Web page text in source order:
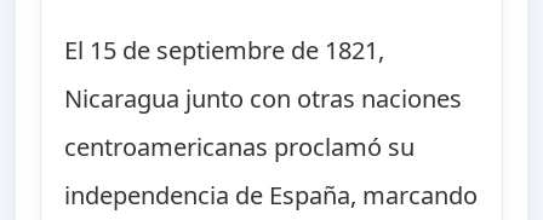
El 15 de septiembre de 1821,
Nicaragua junto con otras naciones
centroamericanas proclamó su
independencia de España, marcando